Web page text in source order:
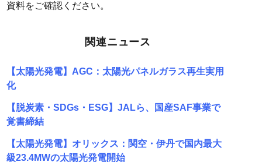
資料をご確認ください。
関連ニュース
【太陽光発電】AGC：太陽光パネルガラス再生実用
化
【脱炭素・SDGs・ESG】JALら、国産SAF事業で
覚書締結
【太陽光発電】オリックス：関空・伊丹で国内最大
級23.4MWの太陽光発電開始